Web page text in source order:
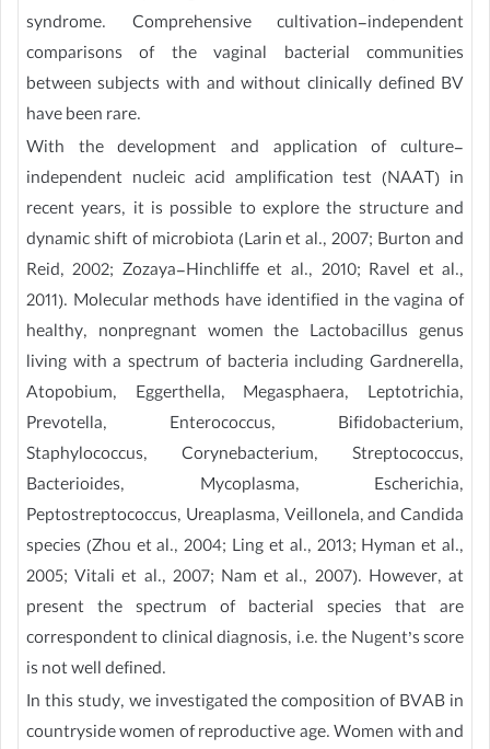
syndrome. Comprehensive cultivation-independent
comparisons of the vaginal bacterial communities
between subjects with and without clinically defined BV
have been rare.
With the development and application of culture-
independent nucleic acid amplification test (NAAT) in
recent years, it is possible to explore the structure and
dynamic shift of microbiota (Larin et al., 2007; Burton and
Reid, 2002; Zozaya-Hinchliffe et al., 2010; Ravel et al.,
2011). Molecular methods have identified in the vagina of
healthy, nonpregnant women the Lactobacillus genus
living with a spectrum of bacteria including Gardnerella,
Atopobium, Eggerthella, Megasphaera, Leptotrichia,
Prevotella, Enterococcus, Bifidobacterium,
Staphylococcus, Corynebacterium, Streptococcus,
Bacterioides, Mycoplasma, Escherichia,
Peptostreptococcus, Ureaplasma, Veillonela, and Candida
species (Zhou et al., 2004; Ling et al., 2013; Hyman et al.,
2005; Vitali et al., 2007; Nam et al., 2007). However, at
present the spectrum of bacterial species that are
correspondent to clinical diagnosis, i.e. the Nugent’s score
is not well defined.
In this study, we investigated the composition of BVAB in
countryside women of reproductive age. Women with and